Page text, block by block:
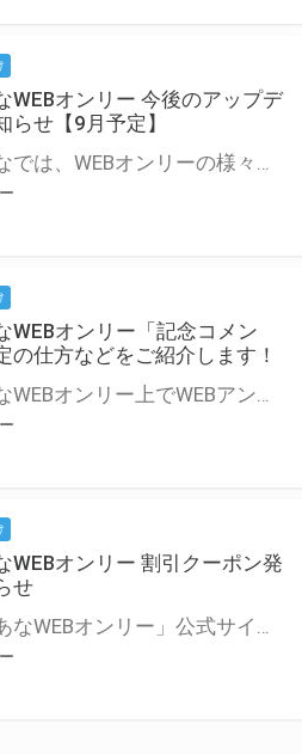
WEBオンリー 今後のアップデ
らせ【9月予定】
とらのあなでは、WEBオンリーの様々な支援を実施しています。 今回は2021年9月に実装を予定しているアップデート情報についてご紹介いたします。 とらのあなWEBオンリーサイトはこちら
WEBオンリー「記念コメン
の仕方などをご紹介します！
とらのあなWEBオンリー上でWEBアンソロジーが作成できる「記念コメント」について、その使い方や作成手順を解説します！ 支援タイプを「サークル参加型」「サークル参加型・マルシェ(イベント会場)機能付き」でお申し込みいただいている主催者様はぜひご活用ください♪ とらのあなWEBオンリーサイトはこちら
WEBオンリー 割引クーポン発
せ
「とらのあなWEBオンリー」公式サイトでとらのあな通販の「割引クーポン」を配布中！ イベントごとに開催当日限定で使える割引クーポンのシリアルコードを発行します。 とらのあなWEBオンリーのページをチェックして、イベント当日にお得にお買い物を楽しみましょう♪ ※本キャンペーンは予告なく終了する場合がございます。 とらのあなWEBオンリーサイトはこちら